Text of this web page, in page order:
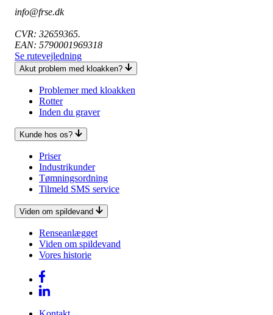
info@frse.dk
CVR: 32659365.
EAN: 5790001969318
Se rutevejledning
Akut problem med kloakken?
Problemer med kloakken
Rotter
Inden du graver
Kunde hos os?
Priser
Industrikunder
Tømningsordning
Tilmeld SMS service
Viden om spildevand
Renseanlægget
Viden om spildevand
Vores historie